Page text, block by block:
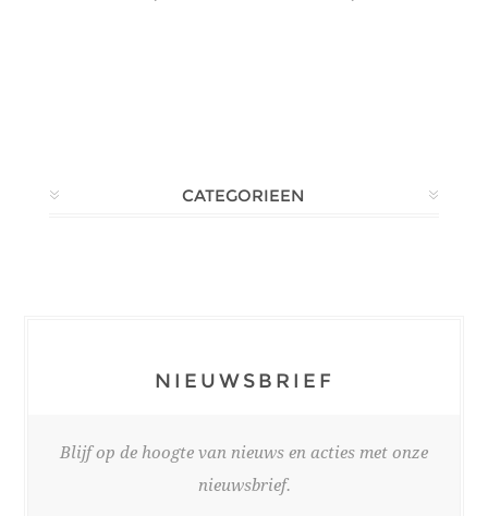
CATEGORIEEN
NIEUWSBRIEF
Blijf op de hoogte van nieuws en acties met onze
nieuwsbrief.